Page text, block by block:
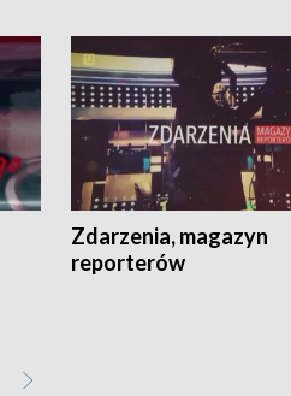
Zdarzenia, magazyn
reporterów